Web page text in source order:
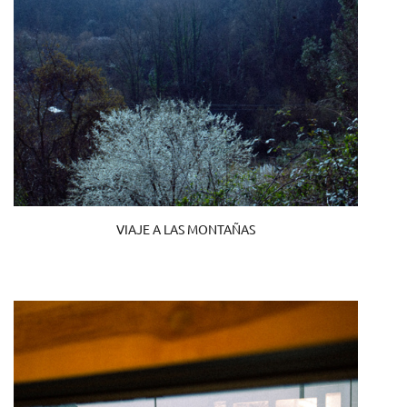
VIAJE A LAS MONTAÑAS